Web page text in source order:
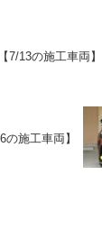
【7/13の施工車両】
の施工車両】